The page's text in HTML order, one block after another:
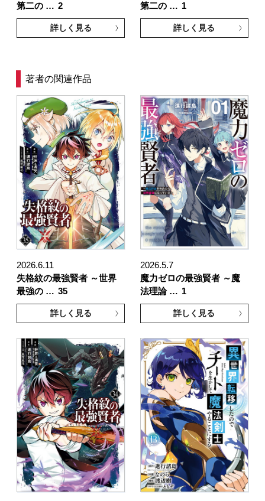
第二の … 2
詳しく見る
第二の … 1
詳しく見る
著者の関連作品
2026.6.11
失格紋の最強賢者 ～世界
最強の … 35
詳しく見る
2026.5.7
魔力ゼロの最強賢者 ～魔
法理論 … 1
詳しく見る